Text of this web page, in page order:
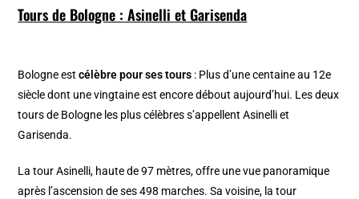
Tours de Bologne : Asinelli et Garisenda
Bologne estcélèbre pour ses tours : Plus d’une centaine au 12e
siècle dont une vingtaine est encore débout aujourd’hui. Les deux
tours de Bologne les plus célèbres s’appellent Asinelli et
Garisenda.
La tour Asinelli, haute de 97 mètres, offre une vue panoramique
après l’ascension de ses 498 marches. Sa voisine, la tour